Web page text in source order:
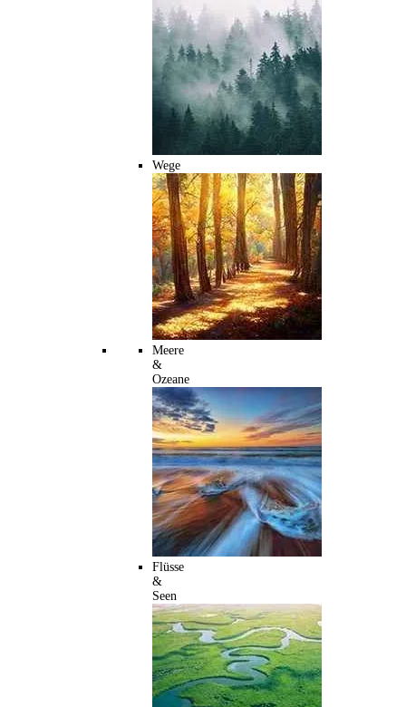
Wege
Meere
&
Ozeane
Flüsse
&
Seen